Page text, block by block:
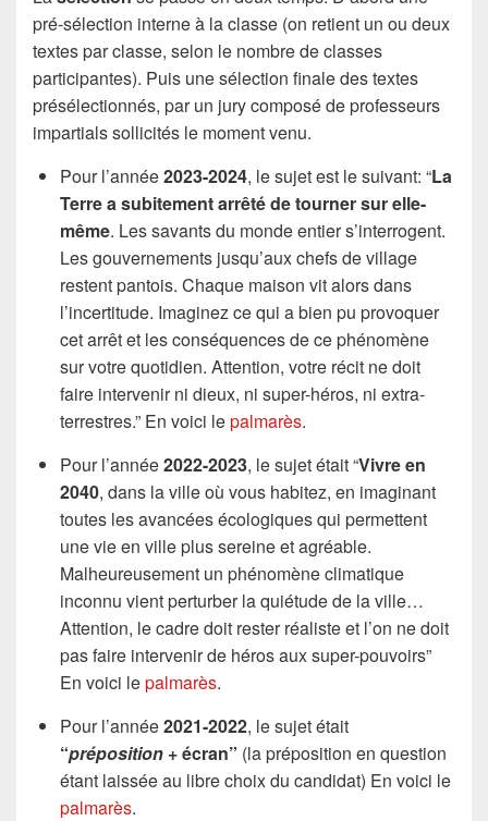
pré-sélection interne à la classe (on retient un ou deux
textes par classe, selon le nombre de classes
participantes). Puis une sélection finale des textes
présélectionnés, par un jury composé de professeurs
impartials sollicités le moment venu.
Pour l’année2023-2024, le sujet est le suivant: “La
Terre a subitement arrêté de tourner sur elle-
même. Les savants du monde entier s’interrogent.
Les gouvernements jusqu’aux chefs de village
restent pantois. Chaque maison vit alors dans
l’incertitude. Imaginez ce qui a bien pu provoquer
cet arrêt et les conséquences de ce phénomène
sur votre quotidien. Attention, votre récit ne doit
faire intervenir ni dieux, ni super-héros, ni extra-
terrestres.” En voici lepalmarès.
Pour l’année2022-2023, le sujet était “Vivre en
2040, dans la ville où vous habitez, en imaginant
toutes les avancées écologiques qui permettent
une vie en ville plus sereine et agréable.
Malheureusement un phénomène climatique
inconnu vient perturber la quiétude de la ville…
Attention, le cadre doit rester réaliste et l’on ne doit
pas faire intervenir de héros aux super-pouvoirs”
En voici lepalmarès.
Pour l’année2021-2022, le sujet était
“préposition + écran” (la préposition en question
étant laissée au libre choix du candidat) En voici le
palmarès.